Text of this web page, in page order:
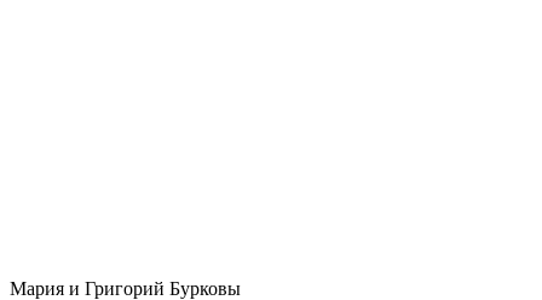
Мария и Григорий Бурковы